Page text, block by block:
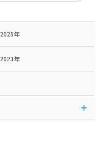
2025年
2023年